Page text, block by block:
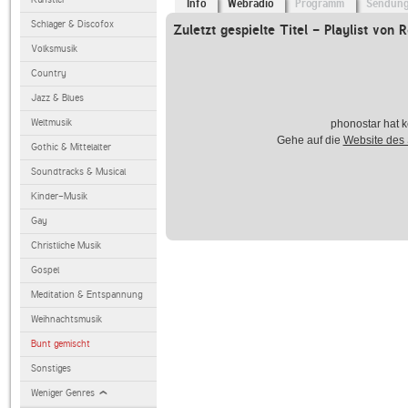
Schlager & Discofox
Volksmusik
Country
Jazz & Blues
Weltmusik
Gothic & Mittelalter
Soundtracks & Musical
Kinder-Musik
Gay
Christliche Musik
Gospel
Meditation & Entspannung
Weihnachtsmusik
Bunt gemischt
Sonstiges
Weniger Genres
Info Webradio Programm
Zuletzt gespielte Titel - Playlist von
phonostar hat
Gehe auf die Website des